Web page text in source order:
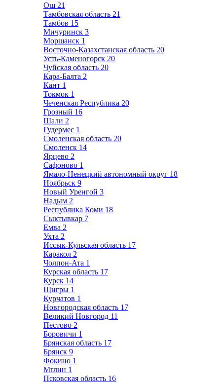
Ош 21
Тамбовская область 21
Тамбов 15
Мичуринск 3
Моршанск 1
Восточно-Казахстанская область 20
Усть-Каменогорск 20
Чуйская область 20
Кара-Балта 2
Кант 1
Токмок 1
Чеченская Республика 20
Грозный 16
Шали 2
Гудермес 1
Смоленская область 20
Смоленск 14
Ярцево 2
Сафоново 1
Ямало-Ненецкий автономный округ 18
Ноябрьск 9
Новый Уренгой 3
Надым 2
Республика Коми 18
Сыктывкар 7
Емва 2
Ухта 2
Иссык-Кульская область 17
Каракол 2
Чолпон-Ата 1
Курская область 17
Курск 14
Щигры 1
Курчатов 1
Новгородская область 17
Великий Новгород 11
Пестово 2
Боровичи 1
Брянская область 17
Брянск 9
Фокино 1
Мглин 1
Псковская область 16